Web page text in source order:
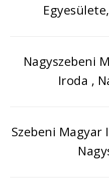
Nagyszebeni
Iroda ,
Szebeni Magyar